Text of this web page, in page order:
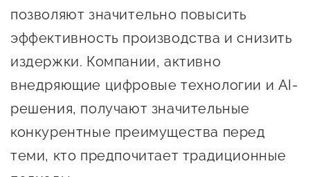
Меры поддержки в условиях
внешнего санкционного
давления
Центры поддержки
Центр информационно-
консультационного
позволяют значительно повысить
эффективность производства и снизить
издержки. Компании, активно
внедряющие цифровые технологии и AI-
решения, получают значительные
конкурентные преимущества перед
теми, кто предпочитает традиционные